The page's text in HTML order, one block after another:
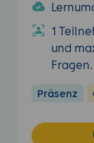
1
und
Fragen.
Präsenz